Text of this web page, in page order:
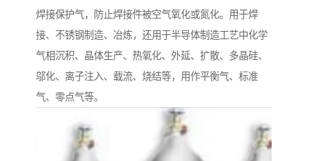
焊接保护气，防止焊接件被空气氧化或氮化。用于焊
接、不锈钢制造、冶炼，还用于半导体制造工艺中化学
气相沉积、晶体生产、热氧化、外延、扩散、多晶硅、
邬化、离子注入、载流、烧结等，用作平衡气、标准
气、零点气等。